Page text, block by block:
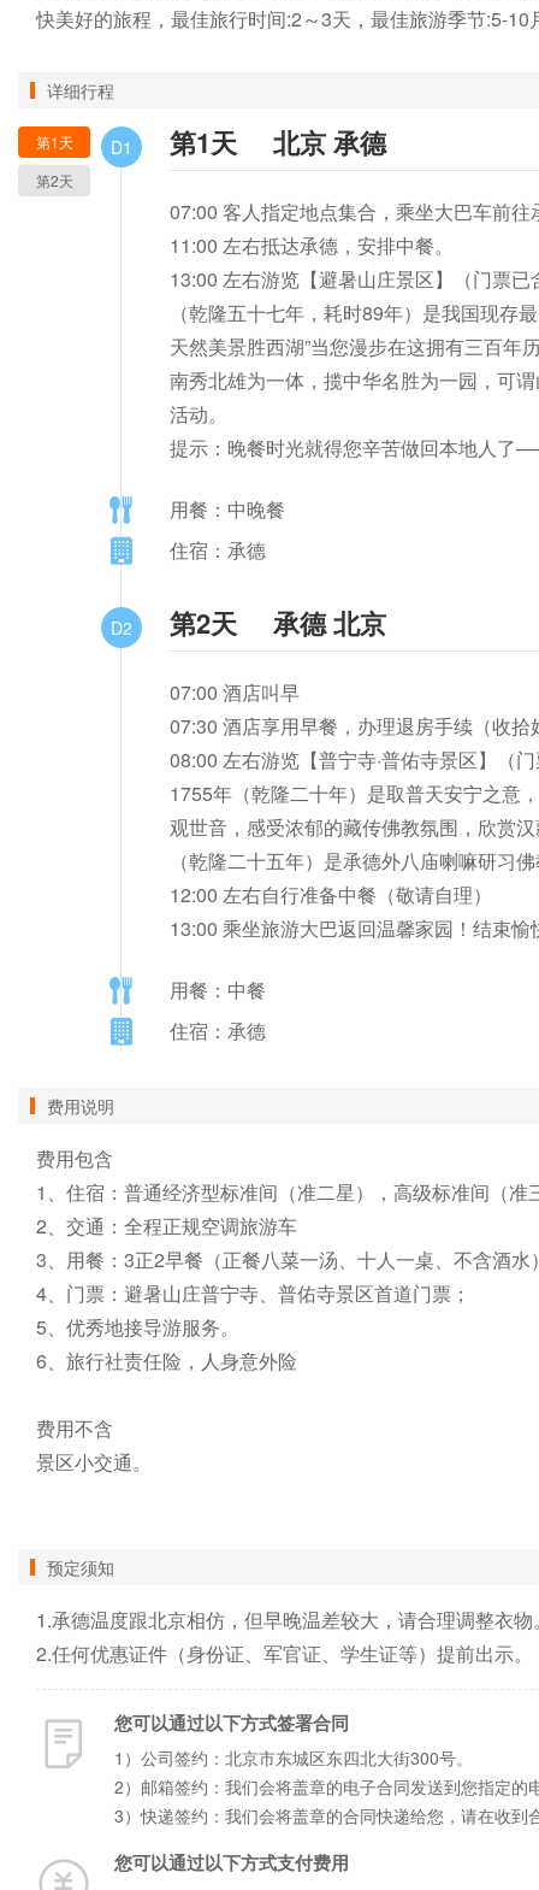
快美好的旅程，最佳旅行时间:2～3天，最佳旅游季节:5-10
详细行程
第1天
第2天
D1 第1天 北京 承德
07:00 客人指定地点集合，乘坐大巴车前往
11:00 左右抵
13:00 左右游览【避暑山庄景区】（门票
（乾隆五十七年，耗时89年）是我国现存
天然美景胜西湖”当您漫步在这拥有三百
南秀北雄为一体，揽中华名胜为一园，可谓
活动。
提示：晚餐时光就得您辛苦做回本地人了
用餐：中晚餐
住宿：承德
D2 第2天 承德 北京
07:00
07:30 酒店享用早餐，
08:00 左右游览【普宁寺·普佑寺景区】（
1755年（乾隆二十年）是取普天安宁之意
观世音，感受浓郁的藏传佛教氛围，欣赏
（乾隆二十五年）是承德外八庙喇嘛研习
12:00 左右自行准
13:00 乘坐旅游大巴返回温馨家园！结束愉
用餐：中餐
住宿：承德
费用说明
费用包含
1、住宿：普通经济型标准间（准二星），高级标准间（
2、交通：全程正规空调旅游车
3、用餐：3正2早餐（正餐八菜一汤、十人一桌、不含酒水
4、门票：避暑山庄普宁寺、普佑寺景区首道门票；
5、优秀地接导游服务。
6、旅行社责任险，人身意外险
费用不含
景区小交通。
预定须知
1.承德温度跟北京相仿，但早晚温差较大，请合理调整衣物
2.任何优惠证件（身份证、军官证、学生证等）提前出示。
您可以通过以下方式签署合同
1）公司签约：北京市东城区东四北大街300号。
2）邮箱签约：我们会将盖章的电子合同发送到您指定
3）快递签约：我们会将盖章的合同快递给您，请在收
您可以通过以下方式支付费用